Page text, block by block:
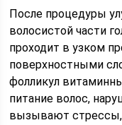
После процедуры
волосистой части
проходит в узком
поверхностными
фолликул
питание волос,
вызывают стрессы,